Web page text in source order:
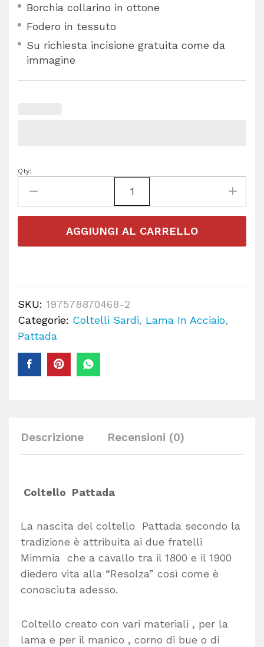
Borchia collarino in ottone
Fodero in tessuto
Su richiesta incisione gratuita come da
immagine
Qty:
AGGIUNGI AL CARRELLO
SKU: 197578870468-2
Categorie: Coltelli Sardi, Lama In Acciaio,
Pattada
Descrizione Recensioni (0)
Coltello Pattada
La nascita del coltello Pattada secondo la
tradizione è attribuita ai due fratelli
Mimmia che a cavallo tra il 1800 e il 1900
diedero vita alla “Resolza” così come è
conosciuta adesso.
Coltello creato con vari materiali , per la
lama e per il manico , corno di bue o di